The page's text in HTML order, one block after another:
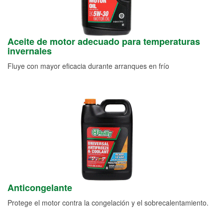
Aceite de motor adecuado para temperaturas
invernales
Fluye con mayor eficacia durante arranques en frío
Anticongelante
Protege el motor contra la congelación y el sobrecalentamiento.